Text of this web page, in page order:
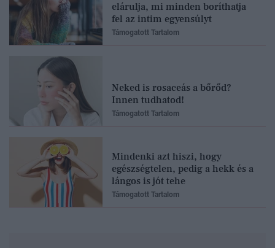
elárulja, mi minden boríthatja
fel az intim egyensúlyt
Támogatott Tartalom
Neked is rosaceás a bőrőd?
Innen tudhatod!
Támogatott Tartalom
Mindenki azt hiszi, hogy
egészségtelen, pedig a hekk és a
lángos is jót tehe
Támogatott Tartalom